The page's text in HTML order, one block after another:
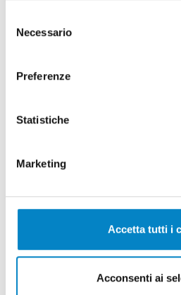
delNecessario
Preferenze
Statistiche
Marketing
Accetta tutti i
Acconsenti ai
Battista ha conseguito la
Mandatario Brevetti